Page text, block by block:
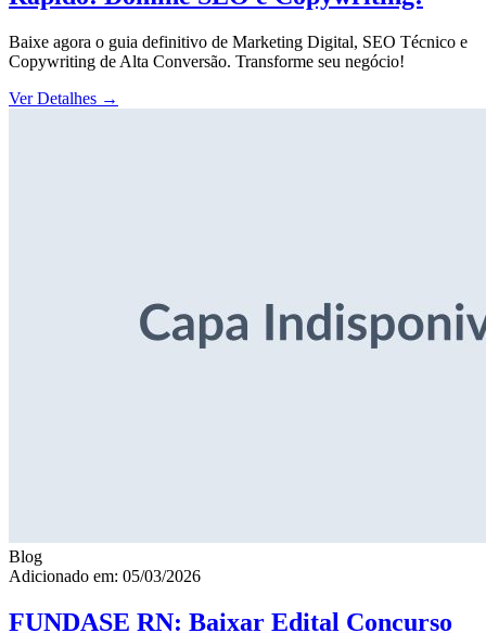
Baixe agora o guia definitivo de Marketing Digital, SEO Técnico e
Copywriting de Alta Conversão. Transforme seu negócio!
Ver Detalhes →
Blog
Adicionado em: 05/03/2026
FUNDASE RN: Baixar Edital Concurso